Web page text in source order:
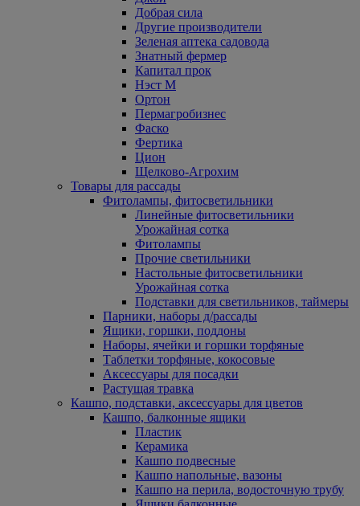
Добрая сила
Другие производители
Зеленая аптека садовода
Знатный фермер
Капитал прок
Нэст М
Ортон
Пермагробизнес
Фаско
Фертика
Цион
Щелково-Агрохим
Товары для рассады
Фитолампы, фитосветильники
Линейные фитосветильники
Урожайная сотка
Фитолампы
Прочие светильники
Настольные фитосветильники
Урожайная сотка
Подставки для светильников, таймеры
Парники, наборы д/рассады
Ящики, горшки, поддоны
Наборы, ячейки и горшки торфяные
Таблетки торфяные, кокосовые
Аксессуары для посадки
Растущая травка
Кашпо, подставки, аксессуары для цветов
Кашпо, балконные ящики
Пластик
Керамика
Кашпо подвесные
Кашпо напольные, вазоны
Кашпо на перила, водосточную трубу